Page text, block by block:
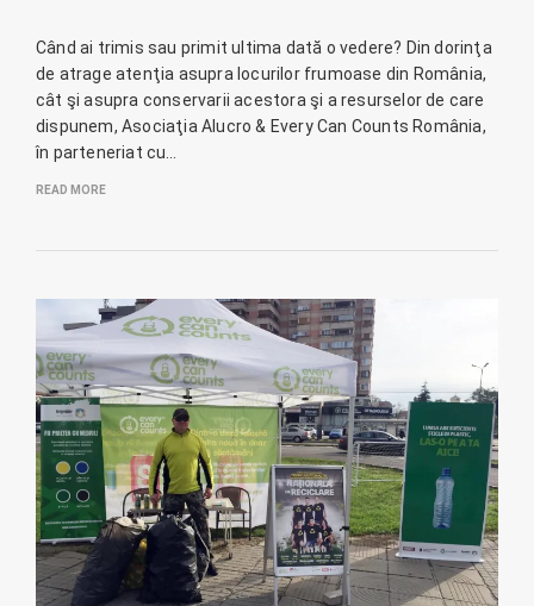
Când ai trimis sau primit ultima dată o vedere? Din dorinţa
de atrage atenţia asupra locurilor frumoase din România,
cât şi asupra conservarii acestora şi a resurselor de care
dispunem, Asociaţia Alucro & Every Can Counts România,
în parteneriat cu…
READ MORE